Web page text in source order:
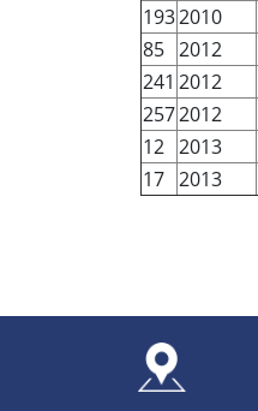
1932010
85 2012
241 2012
2572012
12 2013
17 2013